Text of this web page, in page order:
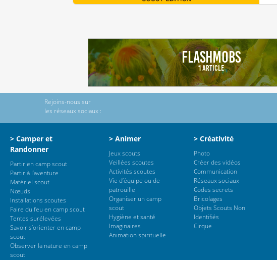
Flashmobs
1 Article
Rejoins-nous sur
les réseaux sociaux :
> Camper et
Randonner
Partir en camp scout
Partir à l’aventure
Matériel scout
Nœuds
Installations scoutes
Faire du feu en camp scout
Tentes surélevées
Savoir s’orienter en camp
scout
Observer la nature en camp
scout
> Animer
Jeux scouts
Veillées scoutes
Activités scoutes
Vie d’équipe ou de
patrouille
Organiser un camp
scout
Hygiène et santé
Imaginaires
Animation spirituelle
> Créativité
Photo
Créer des vidéos
Communication
Réseaux sociaux
Codes secrets
Bricolages
Objets Scouts Non
Identifiés
Cirque